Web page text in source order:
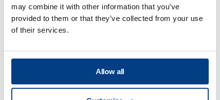
may combine it with other information that you’ve
provided to them or that they’ve collected from your use
of their services.
Allow all
Jesper Everall
Process Engineering / GKN
Aerospace Engine Systems Sweden
“The Quintus press is our oldest